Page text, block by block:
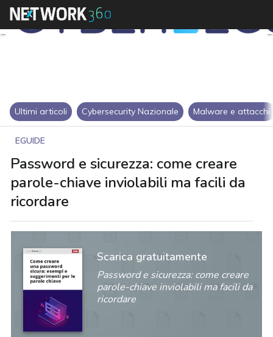
Ultimi articoli Cybersecurity Nazionale Malware e attacchi
EGUIDE
Password e sicurezza: come creare
parole-chiave inviolabili ma facili da
ricordare
Scarica gratuitamente
Password e sicurezza: come creare
parole-chiave inviolabili ma facili da
ricordare